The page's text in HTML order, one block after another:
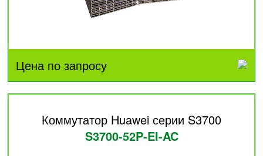
Цена по запросу
Коммутатор Huawei серии S3700
S3700-52P-EI-AC